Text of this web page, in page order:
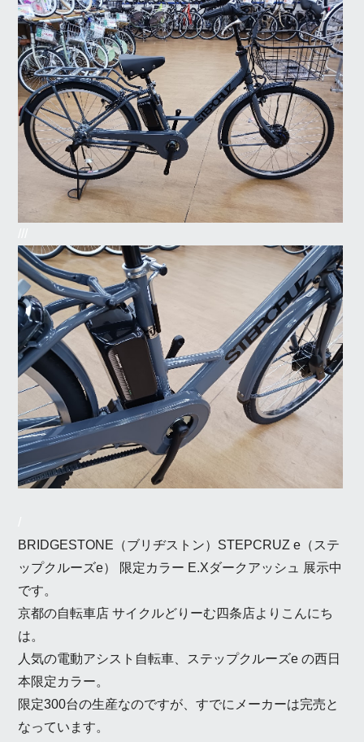
BRIDGESTONE（ブリヂストン）STEPCRUZ e（ステ
ップクルーズe） 限定カラー E.Xダークアッシュ 展示中
です。
京都の自転車店 サイクルどりーむ四条店よりこんにち
は。
人気の電動アシスト自転車、ステップクルーズe の西日
本限定カラー。
限定300台の生産なのですが、すでにメーカーは完売と
なっています。